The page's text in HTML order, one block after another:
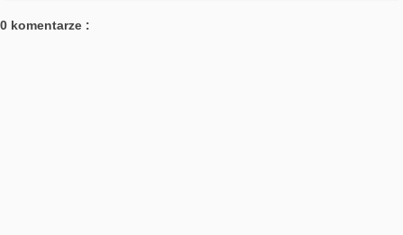
0 komentarze :